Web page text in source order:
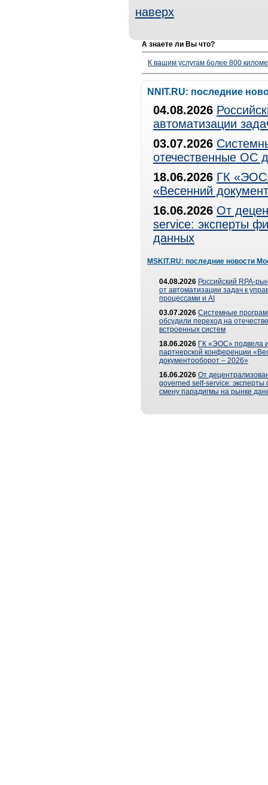
наверх
А знаете ли Вы что?
К вашим услугам более 800
NNIT.RU: последние
04.08.2026
автоматизации
03.07.2026
отечественные ОС
18.06.2026 ГК
«Весенний
16.06.2026 От
service: эксперты
данных
MSKIT.RU: последние новости
04.08.2026 Российский RPA-
от автоматизации задач к
процессами и AI
03.07.2026 Системные
обсудили переход на
встроенных систем
18.06.2026 ГК «ЭОС» подвела
партнерской конференции
документооборот – 2026»
16.06.2026 От
governed self-service: эксперты
смену парадигмы на рынке